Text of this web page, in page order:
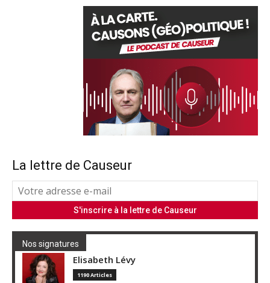
La lettre de Causeur
Nos signatures
Elisabeth Lévy
1190 Articles